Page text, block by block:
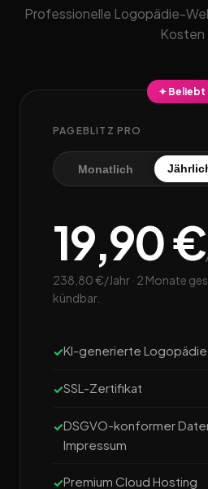
Professionelle Logopädie-
Kosten
✦ Beliebt
PAGEBLITZ PRO
Monatlich
19,90 €
238,80 €/Jahr · 2 Monate
kündbar.
KI-generierte
SSL-Zertifikat
DSGVO-konformer
Impressum
Premium Cloud Hosting